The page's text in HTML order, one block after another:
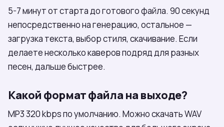
5-7 минут от старта до готового файла. 90 секунд
непосредственно на генерацию, остальное —
загрузка текста, выбор стиля, скачивание. Если
делаете несколько каверов подряд для разных
песен, дальше быстрее.
Какой формат файла на выходе?
MP3 320 kbps по умолчанию. Можно скачать WAV